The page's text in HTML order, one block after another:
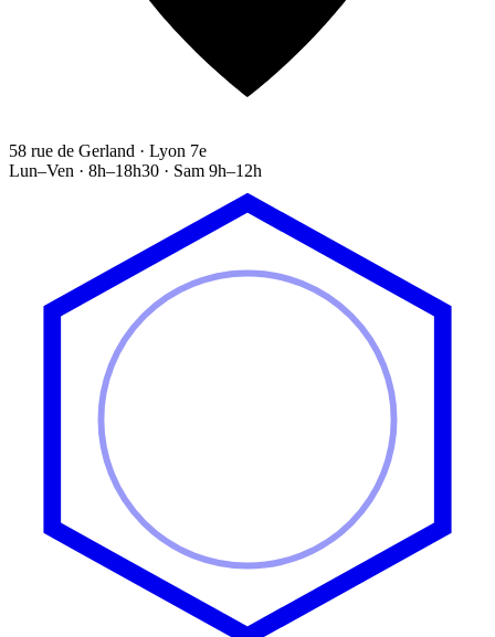
58 rue de Gerland · Lyon 7e
Lun–Ven · 8h–18h30 · Sam 9h–12h